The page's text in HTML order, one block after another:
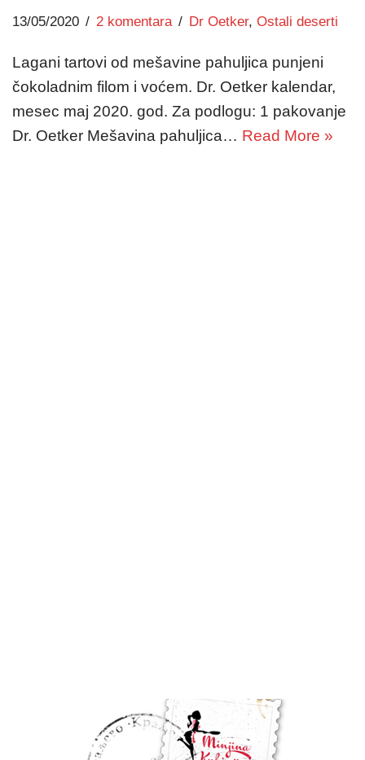
13/05/2020 2 komentara Dr Oetker, Ostali deserti
Lagani tartovi od mešavine pahuljica punjeni
čokoladnim filom i voćem. Dr. Oetker kalendar,
mesec maj 2020. god. Za podlogu: 1 pakovanje
Dr. Oetker Mešavina pahuljica… Read More »